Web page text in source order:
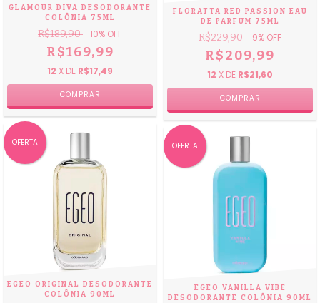
GLAMOUR DIVA DESODORANTE
COLÔNIA 75ML
R$189,90 10% OFF
R$169,99
12 X DE R$17,49
FLORATTA RED PASSION EAU
DE PARFUM 75ML
R$229,90 9% OFF
R$209,99
12 X DE R$21,60
OFERTA
EGEO ORIGINAL DESODORANTE
COLÔNIA 90ML
OFERTA
EGEO VANILLA VIBE
DESODORANTE COLÔNIA 90ML